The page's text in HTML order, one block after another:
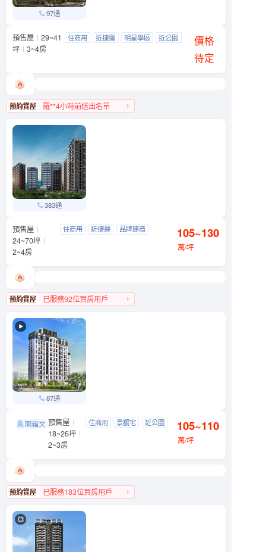
97通
友座大學之道
文山區 羅斯福路五段90號附近
預售屋
29~41
坪
3~4房
住商用 近捷運 明星學區 近公園
價格
待定
羅**4小時前送出名單
383通
元利四季莊園
文山區 木柵路一段290號
預售屋
24~70坪
2~4房
住商用 近捷運
品牌建商
105~130
萬/坪
已服務92位買房用戶
87通
中研硯 南港區 舊莊街一段
預售屋
18~26坪
2~3房
住商用 景觀宅
近公園
105~110
萬/坪
已服務183位買房用戶